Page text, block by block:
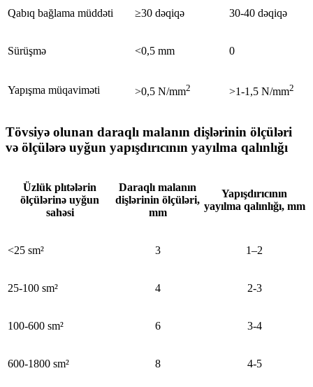
Qabıq bağlama müddəti ≥30 dəqiqə 30-40 dəqiqə
Sürüşmə <0,5 mm 0
Yapışma müqaviməti >0,5 N/mm2 >1-1,5 N/mm2
Tövsiyə olunan daraqlı malanın dişlərinin ölçüləri
və ölçülərə uyğun yapışdırıcının yayılma qalınlığı
Üzlük plıtələrin
ölçülərinə uyğun
sahəsi
Daraqlı malanın
dişlərinin ölçüləri,
mm
Yapışdırıcının
yayılma qalınlığı, mm
<25 sm² 3 1–2
25-100 sm² 4 2-3
100-600 sm² 6 3-4
600-1800 sm² 8 4-5